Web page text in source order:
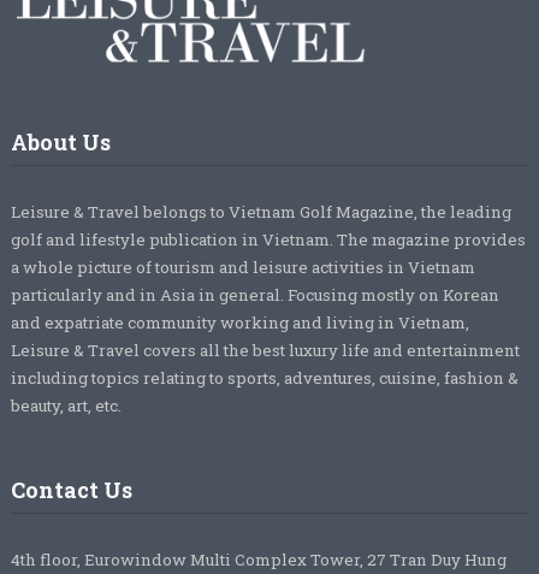
About Us
Leisure & Travel belongs to Vietnam Golf Magazine, the leading
golf and lifestyle publication in Vietnam. The magazine provides
a whole picture of tourism and leisure activities in Vietnam
particularly and in Asia in general. Focusing mostly on Korean
and expatriate community working and living in Vietnam,
Leisure & Travel covers all the best luxury life and entertainment
including topics relating to sports, adventures, cuisine, fashion &
beauty, art, etc.
Contact Us
4th floor, Eurowindow Multi Complex Tower, 27 Tran Duy Hung